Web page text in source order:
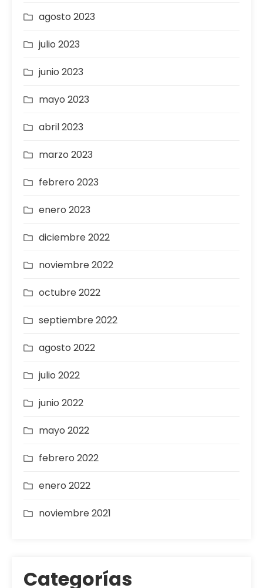
agosto 2023
julio 2023
junio 2023
mayo 2023
abril 2023
marzo 2023
febrero 2023
enero 2023
diciembre 2022
noviembre 2022
octubre 2022
septiembre 2022
agosto 2022
julio 2022
junio 2022
mayo 2022
febrero 2022
enero 2022
noviembre 2021
Categorías